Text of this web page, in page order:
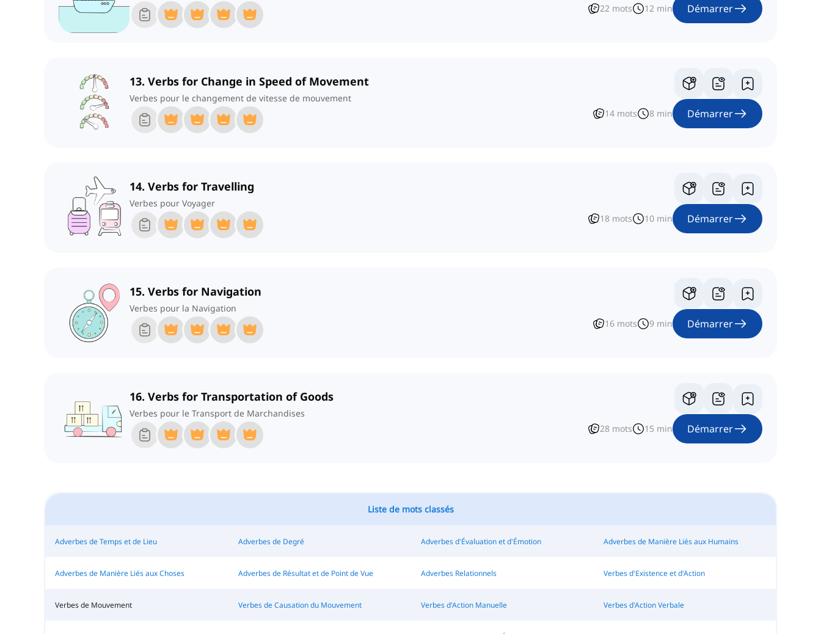
22 mots 12 min Démarrer
13. Verbs for Change in Speed of Movement
Verbes pour le changement de vitesse de mouvement
14 mots 8 min Démarrer
14. Verbs for Travelling
Verbes pour Voyager
18 mots 10 min Démarrer
15. Verbs for Navigation
Verbes pour la Navigation
16 mots 9 min Démarrer
16. Verbs for Transportation of Goods
Verbes pour le Transport de Marchandises
28 mots 15 min Démarrer
Liste de mots classés
Adverbes de Temps et de Lieu Adverbes de Degré Adverbes d'Évaluation et d'Émotion Adverbes de Manière Liés aux Humains
Adverbes de Manière Liés aux Choses Adverbes de Résultat et de Point de Vue Adverbes Relationnels Verbes d'Existence et d'Action
Verbes de Mouvement Verbes de Causation du Mouvement Verbes d'Action Manuelle Verbes d'Action Verbale